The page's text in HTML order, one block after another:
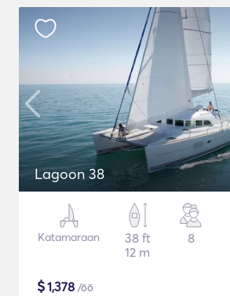
Lagoon 38
Katamaraan
38 ft
12 m
8
$1,378 /öö